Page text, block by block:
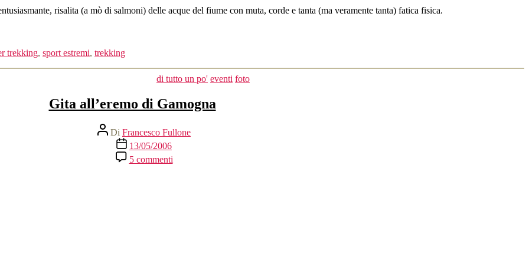
risalita (a mò di salmoni) delle acque del fiume con muta, corde e tanta (ma veramente tanta) fatica fisica.
trekking, sport estremi, trekking
Categorie
di tutto un po' eventi foto
Gita all’eremo di Gamogna
Autore
articolo
Di Francesco Fullone
Data
dell'articolo
13/05/2006
5 commentisu
Gita